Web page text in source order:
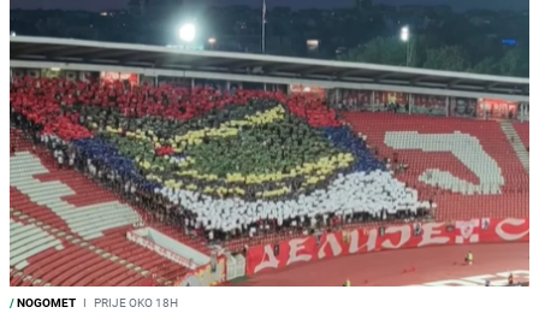
/NOGOMET I PRIJE OKO 18H